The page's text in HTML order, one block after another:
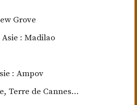
Grove
: Madilao
: Ampov
Terre de Cannes…